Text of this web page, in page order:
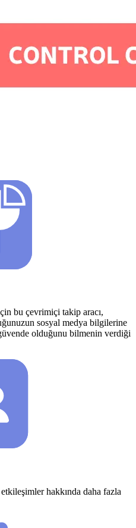
bu çevrimiçi takip aracı,
sosyal medya bilgilerine
olduğunu bilmenin verdiği
hakkında daha fazla